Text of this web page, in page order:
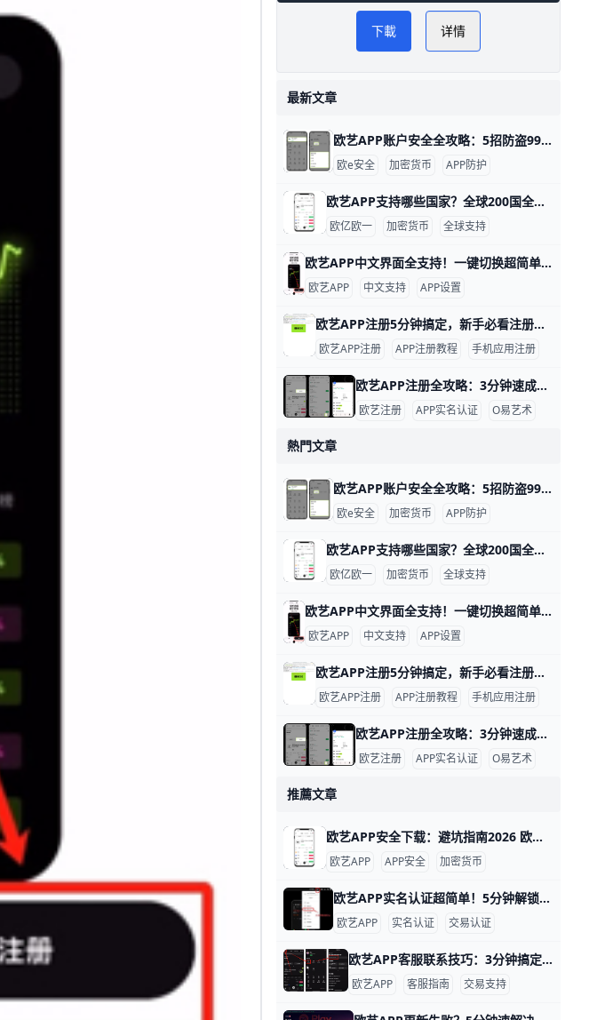
下載 详情
最新文章
欧艺APP账户安全全攻略：5招防盗99%风险！ 使用欧艺APP时，账户安全非常重要。欧艺APP（也叫OK交易所鸥易）是热门的加密货币交易平台，每天有数百万用户登录交易。根据官方数据，开启安全设置的用户，账户被盗风险可降低90%以上。 比如，如果你忘记设置双重验证，坏人可能用猜到的密码直接登录，但设置后他们就进不去了。​
欧e安全 加密货币 APP防护
欧艺APP支持哪些国家？全球200国全解析！ 欧艺APP（也就是O易Oyi的交易应用）支持全球近200个国家和地区使用，但有些地方因为监管规则有限制。 比如亚洲的用户在越南、菲律宾、泰国、新加坡、中国香港、台湾、韩国和日本这些地方都能正常下载、注册和交易。 欧洲用户如英国、法国、西班牙、荷兰和俄罗斯也能轻松使用，支持法币充值和多种加密货币买卖。
欧亿欧一 加密货币 全球支持
欧艺APP中文界面全支持！一键切换超简单 欧艺APP完全支持中文界面，这让很多用户用起来很方便。根据官方指南和用户反馈，APP内有简体中文和繁体中文选项，能覆盖大部分交易和设置页面。例如，进入“我的”页面后，你会看到“语言”或“Language”按钮，一键切换后界面马上变成中文。
欧艺APP 中文支持 APP设置
欧艺APP注册5分钟搞定，新手必看注册全流程 欧艺APP注册其实非常简单，只要跟着几个关键步骤，基本能在几分钟内完成。对新手来说，最重要的是选对下载渠道、正确填写基本信息，并尽快开启安全保护功能。这样不仅能快速拿到账户，还能让登录和使用过程更安心。
欧艺APP注册 APP注册教程 手机应用注册
欧艺APP注册全攻略：3分钟速成新手必备！ 欧艺APP注册过程简单快速，通常只需几分钟就能完成。基本需要手机号或邮箱地址作为账号，比如用你的常用手机号“138XXXXXXX”或“”来注册，还得设置一个强密码，包含大小写字母、数字和符号，例如“Abc123!@#”。这些信息能帮你快速创建账户并接收验证码验证。
欧艺注册 APP实名认证 O易艺术
熱門文章
欧艺APP账户安全全攻略：5招防盗99%风险！ 使用欧艺APP时，账户安全非常重要。欧艺APP（也叫OK交易所鸥易）是热门的加密货币交易平台，每天有数百万用户登录交易。根据官方数据，开启安全设置的用户，账户被盗风险可降低90%以上。 比如，如果你忘记设置双重验证，坏人可能用猜到的密码直接登录，但设置后他们就进不去了。​
欧e安全 加密货币 APP防护
欧艺APP支持哪些国家？全球200国全解析！ 欧艺APP（也就是O易Oyi的交易应用）支持全球近200个国家和地区使用，但有些地方因为监管规则有限制。 比如亚洲的用户在越南、菲律宾、泰国、新加坡、中国香港、台湾、韩国和日本这些地方都能正常下载、注册和交易。 欧洲用户如英国、法国、西班牙、荷兰和俄罗斯也能轻松使用，支持法币充值和多种加密货币买卖。
欧亿欧一 加密货币 全球支持
欧艺APP中文界面全支持！一键切换超简单 欧艺APP完全支持中文界面，这让很多用户用起来很方便。根据官方指南和用户反馈，APP内有简体中文和繁体中文选项，能覆盖大部分交易和设置页面。例如，进入“我的”页面后，你会看到“语言”或“Language”按钮，一键切换后界面马上变成中文。
欧艺APP 中文支持 APP设置
欧艺APP注册5分钟搞定，新手必看注册全流程 欧艺APP注册其实非常简单，只要跟着几个关键步骤，基本能在几分钟内完成。对新手来说，最重要的是选对下载渠道、正确填写基本信息，并尽快开启安全保护功能。这样不仅能快速拿到账户，还能让登录和使用过程更安心。
欧艺APP注册 APP注册教程 手机应用注册
欧艺APP注册全攻略：3分钟速成新手必备！ 欧艺APP注册过程简单快速，通常只需几分钟就能完成。基本需要手机号或邮箱地址作为账号，比如用你的常用手机号“138XXXXXXX”或“”来注册，还得设置一个强密码，包含大小写字母、数字和符号，例如“Abc123!@#”。这些信息能帮你快速创建账户并接收验证码验证。
欧艺注册 APP实名认证 O易艺术
推薦文章
欧艺APP安全下载：避坑指南2026 欧艺APP安全下载指南 你想知道欧艺APP在哪里下载最安全？别担心，我来一步步告诉你最靠谱的方法。欧艺APP通常指加密货币交易平台，比如欧yi（O易）的中文昵称，它有iOS和安卓版本。官方数据显示，2026年已有超过5000万用户通过正规渠道下载，避免了90%的诈骗风险。
欧艺APP APP安全 加密货币
欧艺APP实名认证超简单！5分钟解锁交易权限 欧艺APP账户实名认证全流程指南 为什么要做实名认证？ 实名认证能解锁欧艺APP的全部功能，比如充币、提币和C2C交易。以小王为例，他刚注册账户时只能看行情，认证后每天能提币高达100万USDT，交易限额从1万跳到200万。未认证账户每天提币限额只有1万，认证后权限大增，安全又方便。
欧艺APP 实名认证 交易认证
欧艺APP客服联系技巧：3分钟搞定问题！ 欧艺APP客服联系超简单！它提供APP内聊天、官网浮窗和电话三种方式，全天24小时在线。举例来说，很多用户反馈高峰期响应只需2-3分钟，就能解决充值或提现问题。
欧艺APP 客服指南 交易支持